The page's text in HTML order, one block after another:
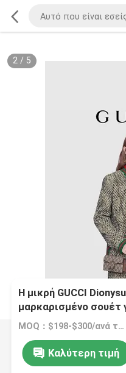
2/ 5
Η μικρή GUCCI
μαρκαρισμένο σουέτ
τσάντα καμβά
MOQ：$198-$300/ανά τσάντα
Καλύτερη τιμή